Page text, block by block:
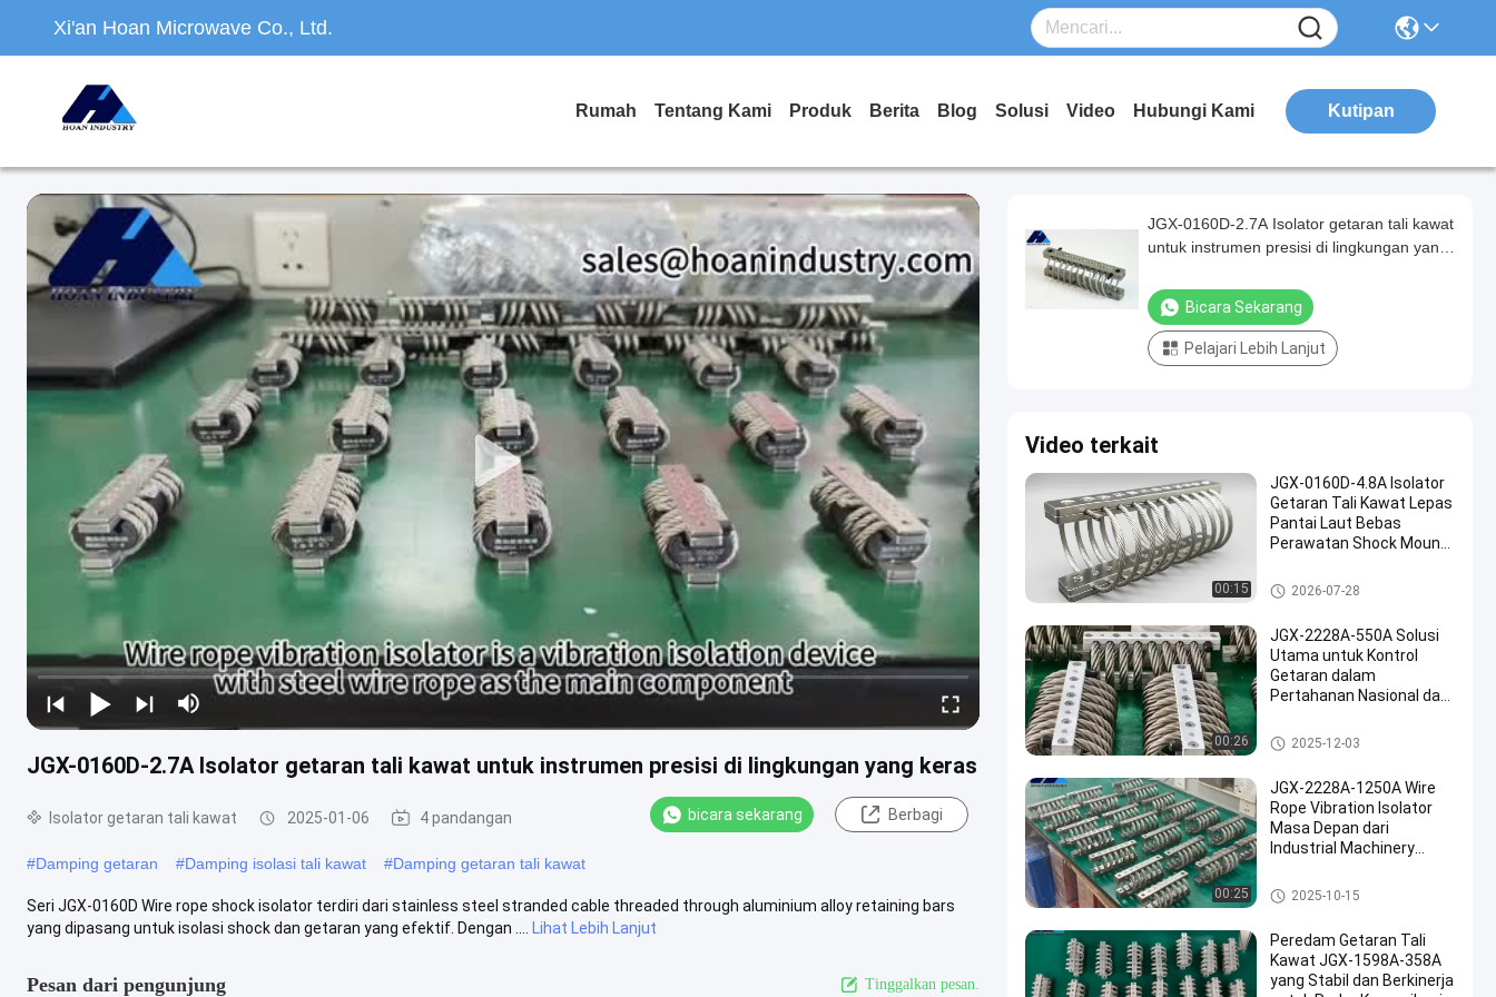
Xi'an Hoan Microwave Co., Ltd.
Rumah Tentang Kami Produk Berita Blog Solusi Video Hubungi Kami Kutipan
JGX-0160D-2.7A Isolator getaran tali kawat untuk instrumen presisi di lingkungan yang keras
Isolator getaran tali kawat 2025-01-06 4 pandangan bicara sekarang Berbagi
#Damping getaran #Damping isolasi tali kawat #Damping getaran tali kawat
Seri JGX-0160D Wire rope shock isolator terdiri dari stainless steel stranded cable threaded through aluminium alloy retaining bars
yang dipasang untuk isolasi shock dan getaran yang efektif. Dengan ....
Lihat Lebih Lanjut
Pesan dari pengunjung Tinggalkan pesan.
JGX-0160D-2.7A Isolator getaran tali kawat
untuk instrumen presisi di lingkungan yang
Bicara Sekarang
Pelajari Lebih Lanjut
Video terkait
00:15
JGX-0160D-4.8A Isolator
Getaran Tali Kawat Lepas
Pantai Laut Bebas
Perawatan Shock Mount
Isolator getaran tali kawat
2026-07-28
00:26
JGX-2228A-550A Solusi
Utama untuk Kontrol
Getaran dalam
Pertahanan Nasional dan
Isolator getaran tali kawat
2025-12-03
00:25
JGX-2228A-1250A Wire
Rope Vibration Isolator
Masa Depan dari
Industrial Machinery
Isolator getaran tali kawat
2025-10-15
Peredam Getaran Tali
Kawat JGX-1598A-358A
yang Stabil dan Berkinerja